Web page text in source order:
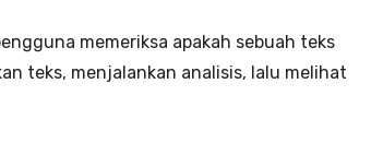
memeriksa apakah sebuah teks
teks, menjalankan analisis, lalu melihat